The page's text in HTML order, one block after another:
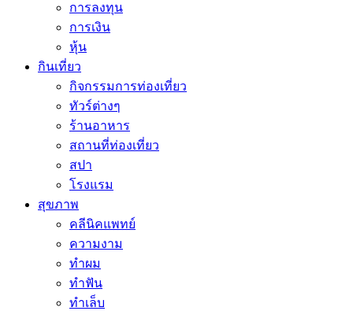
การลงทุน
การเงิน
หุ้น
กินเที่ยว
กิจกรรมการท่องเที่ยว
ทัวร์ต่างๆ
ร้านอาหาร
สถานที่ท่องเที่ยว
สปา
โรงแรม
สุขภาพ
คลีนิคแพทย์
ความงาม
ทำผม
ทำฟัน
ทำเล็บ